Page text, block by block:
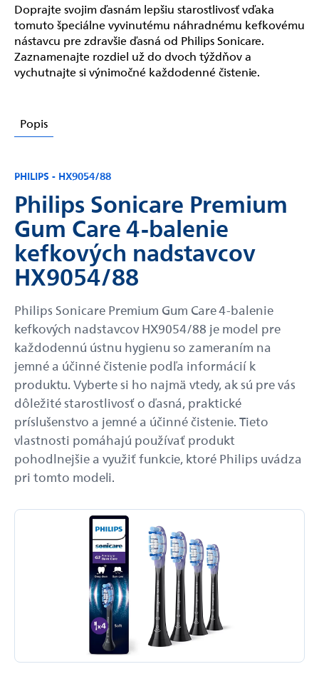
Doprajte svojim ďasnám lepšiu starostlivosť vďaka
tomuto špeciálne vyvinutému náhradnému kefkovému
nástavcu pre zdravšie ďasná od Philips Sonicare.
Zaznamenajte rozdiel už do dvoch týždňov a
vychutnajte si výnimočné každodenné čistenie.
Popis
PHILIPS - HX9054/88
Philips Sonicare Premium
Gum Care 4-balenie
kefkových nadstavcov
HX9054/88
Philips Sonicare Premium Gum Care 4-balenie
kefkových nadstavcov HX9054/88 je model pre
každodennú ústnu hygienu so zameraním na
jemné a účinné čistenie podľa informácií k
produktu. Vyberte si ho najmä vtedy, ak sú pre vás
dôležité starostlivosť o ďasná, praktické
príslušenstvo a jemné a účinné čistenie. Tieto
vlastnosti pomáhajú používať produkt
pohodlnejšie a využiť funkcie, ktoré Philips uvádza
pri tomto modeli.